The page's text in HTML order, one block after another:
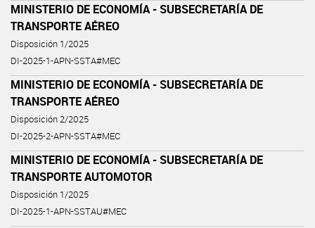
MINISTERIO DE ECONOMÍA - SUBSECRETARÍA DE
TRANSPORTE AÉREO
Disposición 1/2025
DI-2025-1-APN-SSTA#MEC
MINISTERIO DE ECONOMÍA - SUBSECRETARÍA DE
TRANSPORTE AÉREO
Disposición 2/2025
DI-2025-2-APN-SSTA#MEC
MINISTERIO DE ECONOMÍA - SUBSECRETARÍA DE
TRANSPORTE AUTOMOTOR
Disposición 1/2025
DI-2025-1-APN-SSTAU#MEC